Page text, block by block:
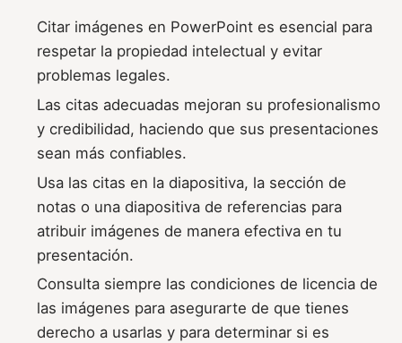
Citar imágenes en PowerPoint es esencial para
respetar la propiedad intelectual y evitar
problemas legales.
Las citas adecuadas mejoran su profesionalismo
y credibilidad, haciendo que sus presentaciones
sean más confiables.
Usa las citas en la diapositiva, la sección de
notas o una diapositiva de referencias para
atribuir imágenes de manera efectiva en tu
presentación.
Consulta siempre las condiciones de licencia de
las imágenes para asegurarte de que tienes
derecho a usarlas y para determinar si es